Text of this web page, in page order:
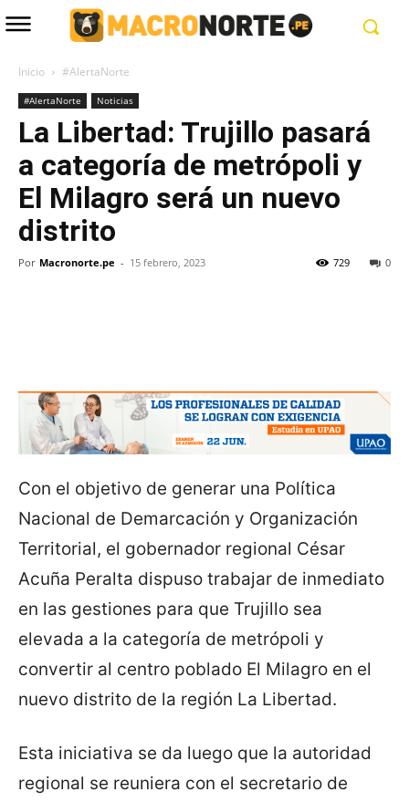
Inicio #AlertaNorte
#AlertaNorte Noticias
La Libertad: Trujillo pasará
a categoría de metrópoli y
El Milagro será un nuevo
distrito
Por Macronorte.pe - 15 febrero, 2023 0
729
Con el objetivo de generar una Política
Nacional de Demarcación y Organización
Territorial, el gobernador regional César
Acuña Peralta dispuso trabajar de inmediato
en las gestiones para que Trujillo sea
elevada a la categoría de metrópoli y
convertir al centro poblado El Milagro en el
nuevo distrito de la región La Libertad.
Esta iniciativa se da luego que la autoridad
regional se reuniera con el secretario de